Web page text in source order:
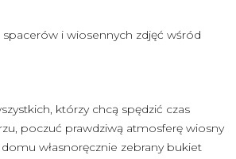
i wiosennych zdjęć wśród
którzy chcą spędzić czas
poczuć prawdziwą atmosferę wiosny
własnoręcznie zebrany bukiet